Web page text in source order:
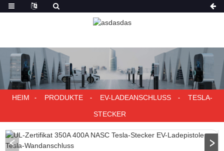
HEIM PRODUKTE EV-LADEANSCHLUSS TESLA-
STECKER